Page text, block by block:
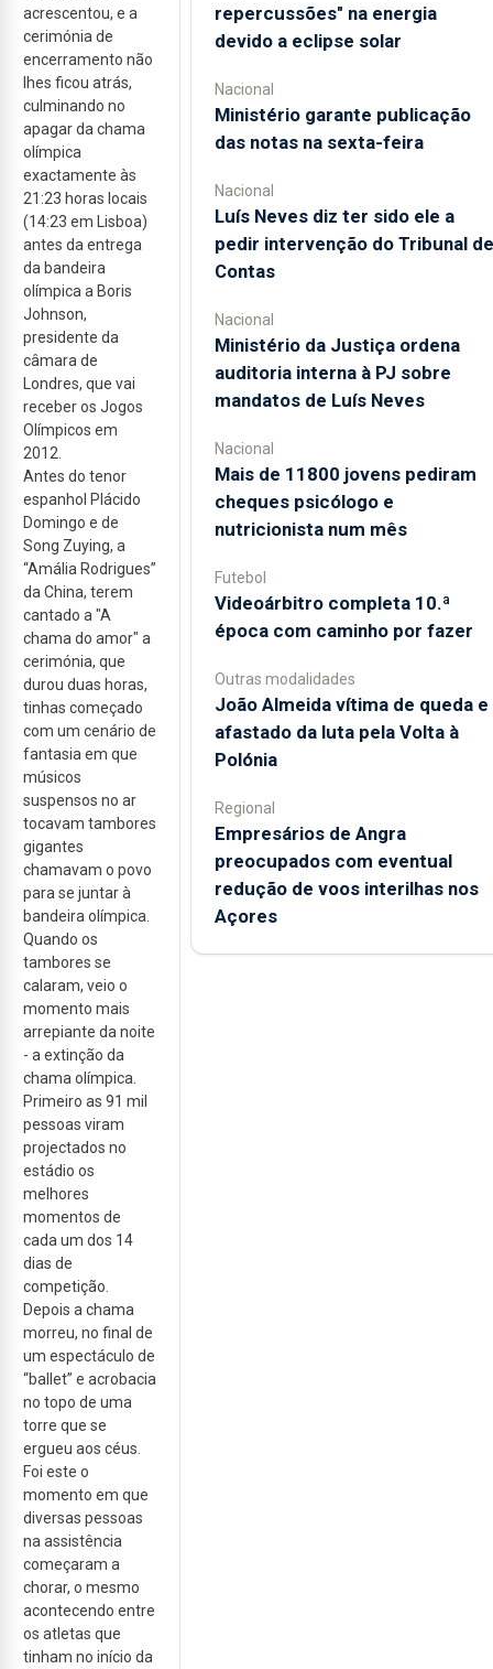
acrescentou, e a
cerimónia de
encerramento não
lhes ficou atrás,
culminando no
apagar da chama
olímpica
exactamente às
21:23 horas locais
(14:23 em Lisboa)
antes da entrega
da bandeira
olímpica a Boris
Johnson,
presidente da
câmara de
Londres, que vai
receber os Jogos
Olímpicos em
2012.
Antes do tenor
espanhol Plácido
Domingo e de
Song Zuying, a
“Amália Rodrigues”
da China, terem
cantado a "A
chama do amor" a
cerimónia, que
durou duas horas,
tinhas começado
com um cenário de
fantasia em que
músicos
suspensos no ar
tocavam tambores
gigantes
chamavam o povo
para se juntar à
bandeira olímpica.
Quando os
tambores se
calaram, veio o
momento mais
arrepiante da noite
- a extinção da
chama olímpica.
Primeiro as 91 mil
pessoas viram
projectados no
estádio os
melhores
momentos de
cada um dos 14
dias de
competição.
Depois a chama
morreu, no final de
um espectáculo de
“ballet” e acrobacia
no topo de uma
torre que se
ergueu aos céus.
Foi este o
momento em que
diversas pessoas
na assistência
começaram a
chorar, o mesmo
acontecendo entre
os atletas que
tinham no início da
repercussões" na energia
devido a eclipse solar
Nacional
Ministério garante publicação
das notas na sexta-feira
Nacional
Luís Neves diz ter sido ele a
pedir intervenção do Tribunal de
Contas
Nacional
Ministério da Justiça ordena
auditoria interna à PJ sobre
mandatos de Luís Neves
Nacional
Mais de 11800 jovens pediram
cheques psicólogo e
nutricionista num mês
Futebol
Videoárbitro completa 10.ª
época com caminho por fazer
Outras modalidades
João Almeida vítima de queda e
afastado da luta pela Volta à
Polónia
Regional
Empresários de Angra
preocupados com eventual
redução de voos interilhas nos
Açores